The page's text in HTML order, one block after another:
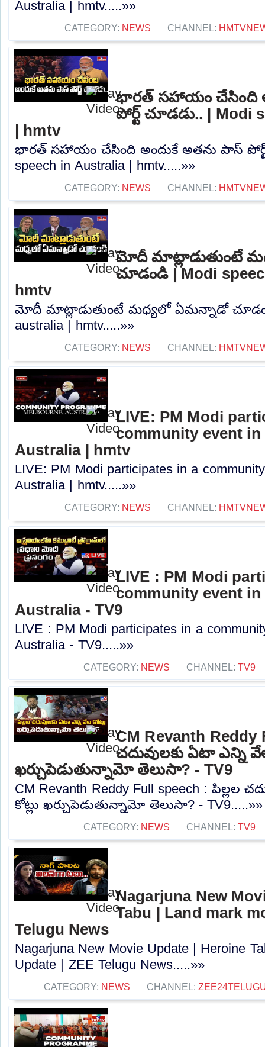
Australia | hmtv.....»»
CATEGORY: NEWS CHANNEL:
భారత్ సహాయం చేసింది
పోర్ట్ చూడడు.. | Modi
| hmtv
భారత్ సహాయం చేసింది అందుకే అతను పాస్ పోర్ట్
speech in Australia | hmtv.....»»
CATEGORY: NEWS CHANNEL:
మోదీ మాట్లాడుతుంటే
చూడండి | Modi
hmtv
మోదీ మాట్లాడుతుంటే మధ్యలో ఏమన్నాడో చూడండి
australia | hmtv.....»»
CATEGORY: NEWS CHANNEL:
LIVE: PM Modi
community event in
Australia | hmtv
LIVE: PM Modi participates in a
Australia | hmtv.....»»
CATEGORY: NEWS CHANNEL:
LIVE : PM Modi
community event in
Australia - TV9
LIVE : PM Modi participates in a
Australia - TV9.....»»
CATEGORY: NEWS CHANNEL: TV9
CM Revanth Reddy
చదువులకు ఏటా ఎన్ని
ఖర్చుపెడుతున్నామో తెలుసా? - TV9
CM Revanth Reddy Full speech : పిల్లల
కోట్లు ఖర్చుపెడుతున్నామో తెలుసా? - TV9.....»»
CATEGORY: NEWS CHANNEL: TV9
Nagarjuna New
Tabu | Land mark
Telugu News
Nagarjuna New Movie Update | Heroine
Update | ZEE Telugu News.....»»
CATEGORY: NEWS CHANNEL: